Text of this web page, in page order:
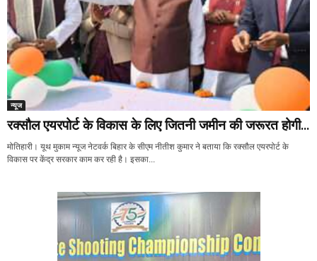
न्यूज
रक्सौल एयरपोर्ट के विकास के लिए जितनी जमीन की जरूरत होगी...
मोतिहारी। यूथ मुकाम न्यूज नेटवर्क बिहार के सीएम नीतीश कुमार ने बताया कि रक्सौल एयरपोर्ट के
विकास पर केंद्र सरकार काम कर रही है। इसका...